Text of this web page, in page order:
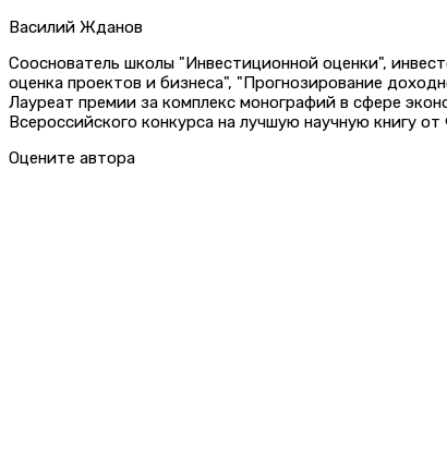
Василий Жданов
Сооснователь школы "Инвестиционной оценки",
оценка проектов и бизнеса", "Прогнозирование
Лауреат премии за комплекс монографий в сфере
Всероссийского конкурса на лучшую научную книгу
Оцените автора